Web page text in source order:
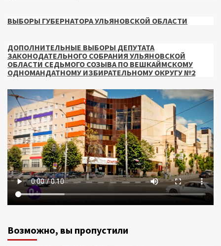
ВЫБОРЫ ГУБЕРНАТОРА УЛЬЯНОВСКОЙ ОБЛАСТИ
ДОПОЛНИТЕЛЬНЫЕ ВЫБОРЫ ДЕПУТАТА
ЗАКОНОДАТЕЛЬНОГО СОБРАНИЯ УЛЬЯНОВСКОЙ
ОБЛАСТИ СЕДЬМОГО СОЗЫВА ПО ВЕШКАЙМСКОМУ
ОДНОМАНДАТНОМУ ИЗБИРАТЕЛЬНОМУ ОКРУГУ №2
Возможно, вы пропустили